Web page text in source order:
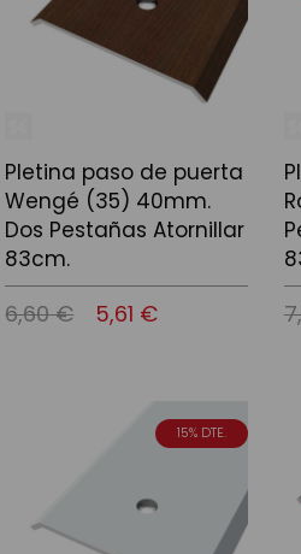
Pletina paso de puerta
Wengé (35) 40mm.
Dos Pestañas Atornillar
83cm.
6,60 € 5,61 €
15% DTE.